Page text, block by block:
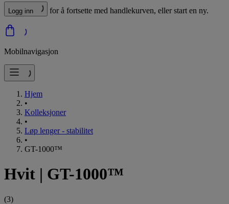
Logg inn for å fortsette med handlekurven, eller start en ny.
Mobilnavigasjon
Hjem
•
Kolleksjoner
•
Løp lenger - stabilitet
•
GT-1000™
Hvit | GT-1000™
(3)